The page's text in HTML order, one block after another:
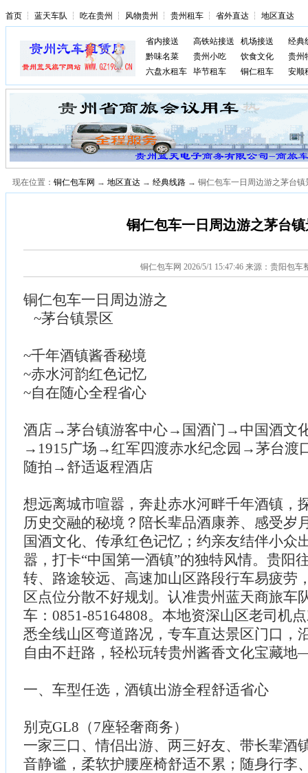
首页 ┆ 蓝天车队 ┆ 吃在贵州 ┆ 风物贵州 ┆ 贵州租车 ┆ 省外直达 ┆ 地区直达
省内接送 高铁站接送 机场接送
经典
黔味名菜
贵州小吃 饮食文化
贵州
六盘水租车
毕节租车 铜仁租车 安顺
现在位置： 铜仁包车网 → 地区直达 → 经典线路 → 铜仁包车一日周边游之茅台镇
铜仁包车一日周边游之茅台
铜仁包车网 2026/5/1 15:47:46 来源：贵阳包车
铜仁包车一日周边游之
~茅台镇景区
~千年酒镇酱香秘境
~赤水河韵红色记忆
~自在随心全程省心
酒店→茅台镇游客中心→国酒门→中国酒文
→1915广场→红军四渡赤水纪念园→茅台渡
随拍→舒适返程酒店
想远离城市喧嚣，奔赴赤水河畔千年酒镇，
历史交融的秘境？陪长辈品酒康养、感受岁
国酒文化、传承红色记忆；约亲友结伴小众
嚣，打卡“中国第一酒镇”的独特风情。贵阳
转、路途较远、高速加山区路段行车易疲劳
区点位分散不好规划。认准贵州蓝天商旅车
车：0851-85164808。本地资深山区老司机
悉全线山区弯道路况，专车直达景区门口，
自由不赶路，轻松玩转贵州酱香文化宝藏
一、车型任选，酒镇出游全程舒适省心
别克GL8（7座轻奢商务）
一家三口、情侣出游、两三好友、带长辈酒
音静谧，柔软护腰座椅舒适不累；随身行李